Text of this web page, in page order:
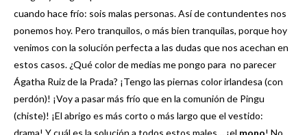
cuando hace frío: sois malas personas. Así de contundentes nos
ponemos hoy. Pero tranquilos, o más bien tranquilas, porque hoy
venimos con la solución perfecta a las dudas que nos acechan en
estos casos. ¿Qué color de medias me pongo para no parecer
Ágatha Ruiz de la Prada? ¡Tengo las piernas color irlandesa (con
perdón)! ¡Voy a pasar más frío que en la comunión de Pingu
(chiste)! ¡El abrigo es más corto o más largo que el vestido:
drama! Y cuál es la solución a todos estos males… ¡el mono! No